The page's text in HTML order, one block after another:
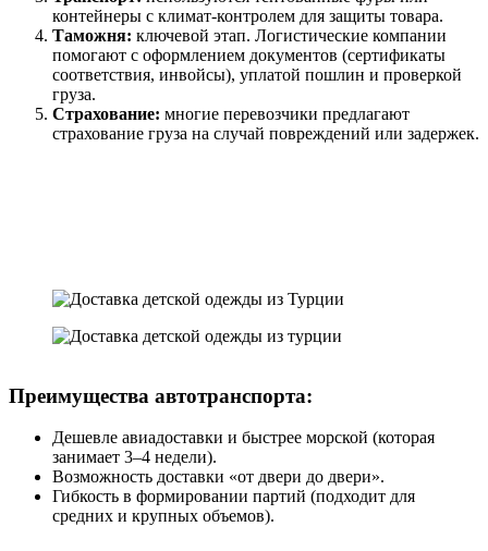
контейнеры с климат-контролем для защиты товара.
Таможня: ключевой этап. Логистические компании
помогают с оформлением документов (сертификаты
соответствия, инвойсы), уплатой пошлин и проверкой
груза.
Страхование: многие перевозчики предлагают
страхование груза на случай повреждений или задержек.
Преимущества автотранспорта:
Дешевле авиадоставки и быстрее морской (которая
занимает 3–4 недели).
Возможность доставки «от двери до двери».
Гибкость в формировании партий (подходит для
средних и крупных объемов).